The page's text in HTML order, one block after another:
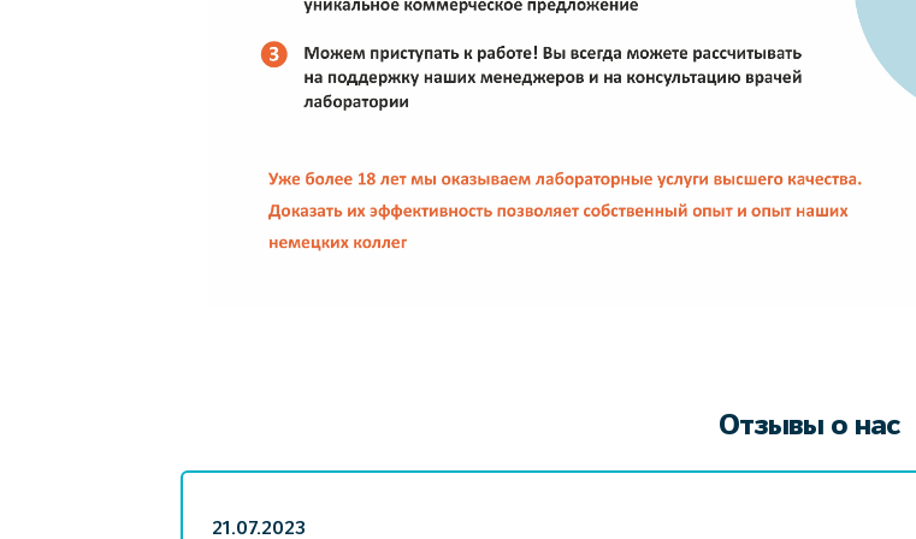
Отзывы о нас
21.07.2023